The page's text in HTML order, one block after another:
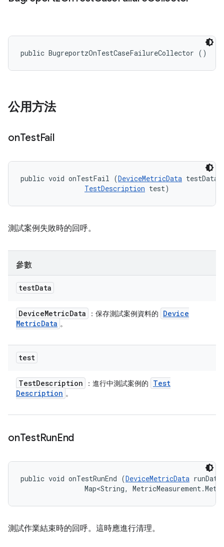
public BugreportzOnTestCaseFailureCollector ()
公用方法
onTestFail
public void onTestFail (DeviceMetricData
TestDescription test)
測試案例失敗時的回呼。
參數
testData
DeviceMetricData ：保存測試案例資料的
Device
MetricData 。
test
TestDescription ：進行中測試案例的
Test
Description 。
onTestRunEnd
public void onTestRunEnd (DeviceMetricData
Map<String,
測試作業結束時的回呼。這時應進行清理。